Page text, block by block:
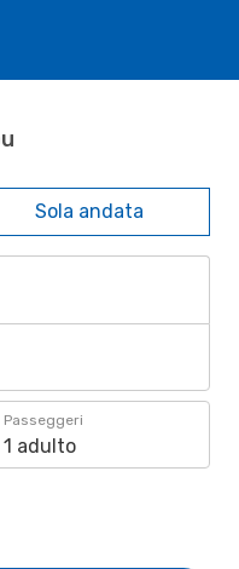
Sola andata
Passeggeri
1 adulto